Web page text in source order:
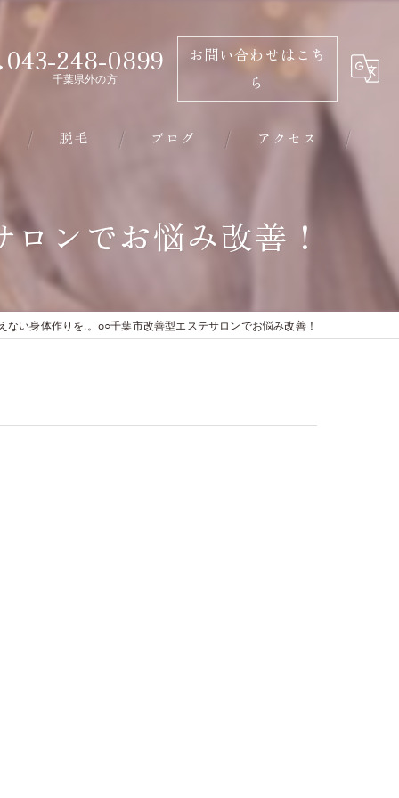
043-248-0899
千葉県外の方
お問い合わせはこち
ら
脱毛 ブログ アクセス
千葉市のエステ･有限会社ビソウの評判
ンでお悩み改善！
ない身体作りを.。o○千葉市改善型エステサロンでお悩み改善！